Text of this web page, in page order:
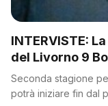
INTERVISTE:
del Livorno 9
Seconda stagione
potrà iniziare fin dal